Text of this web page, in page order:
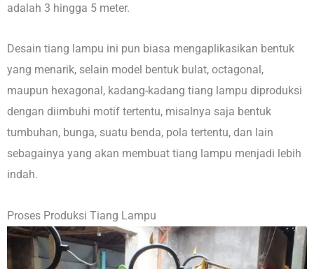
adalah 3 hingga 5 meter.
Desain tiang lampu ini pun biasa mengaplikasikan bentuk
yang menarik, selain model bentuk bulat, octagonal,
maupun hexagonal, kadang-kadang tiang lampu diproduksi
dengan diimbuhi motif tertentu, misalnya saja bentuk
tumbuhan, bunga, suatu benda, pola tertentu, dan lain
sebagainya yang akan membuat tiang lampu menjadi lebih
indah.
Proses Produksi Tiang Lampu